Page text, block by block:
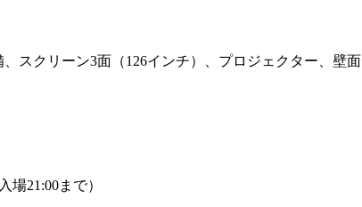
スクリーン3面（126インチ）、プロジェクター、壁
場21:00まで）